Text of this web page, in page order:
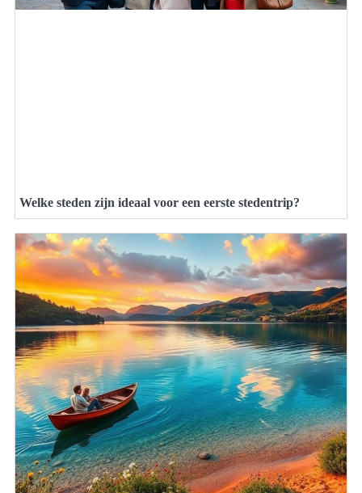
Welke steden zijn ideaal voor een eerste stedentrip?